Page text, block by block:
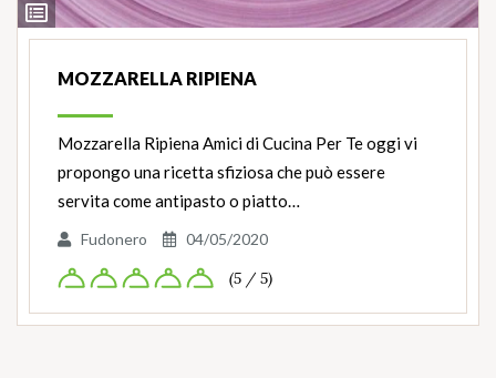
Ingredienti
MOZZARELLA RIPIENA
Mozzarella Ripiena Amici di Cucina Per Te oggi vi
propongo una ricetta sfiziosa che può essere
servita come antipasto o piatto…
Fudonero 04/05/2020
(5 / 5)